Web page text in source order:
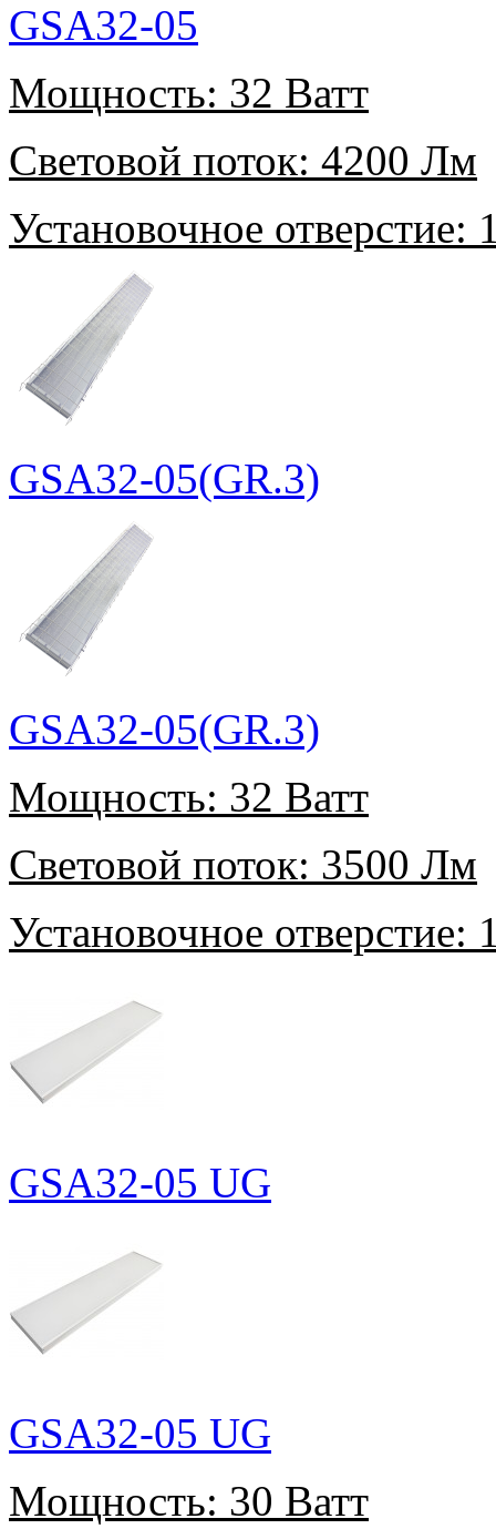
GSA32-05
Мощность: 32 Ватт
Световой поток: 4200 Лм
Установочное отверстие:
GSA32-05(GR.3)
GSA32-05(GR.3)
Мощность: 32 Ватт
Световой поток: 3500 Лм
Установочное отверстие:
GSA32-05 UG
GSA32-05 UG
Мощность: 30 Ватт